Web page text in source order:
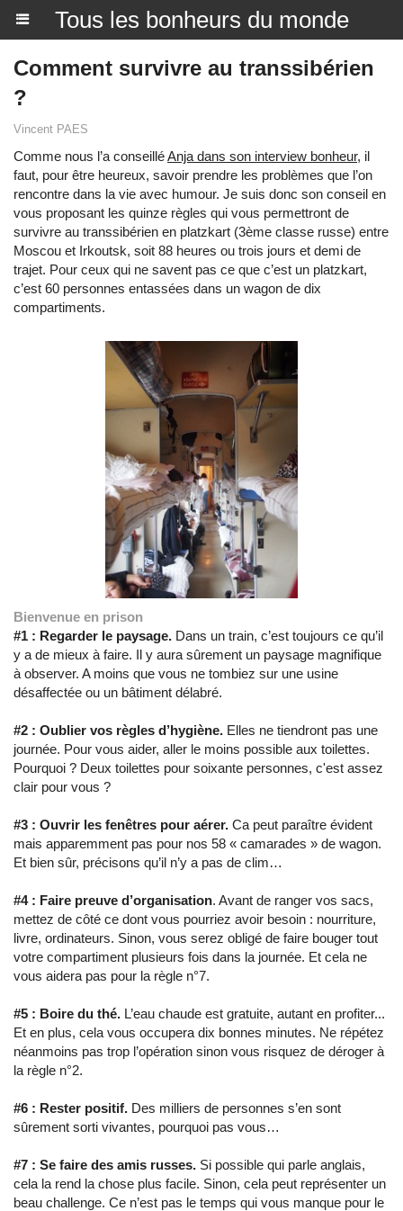
Tous les bonheurs du monde
Comment survivre au transsibérien
?
Vincent PAES
Comme nous l’a conseilléAnja dans son interview bonheur, il
faut, pour être heureux, savoir prendre les problèmes que l’on
rencontre dans la vie avec humour. Je suis donc son conseil en
vous proposant les quinze règles qui vous permettront de
survivre au transsibérien en platzkart (3ème classe russe) entre
Moscou et Irkoutsk, soit 88 heures ou trois jours et demi de
trajet. Pour ceux qui ne savent pas ce que c’est un platzkart,
c’est 60 personnes entassées dans un wagon de dix
compartiments.
Bienvenue en prison
#1 : Regarder le paysage. Dans un train, c’est toujours ce qu’il
y a de mieux à faire. Il y aura sûrement un paysage magnifique
à observer. A moins que vous ne tombiez sur une usine
désaffectée ou un bâtiment délabré.
#2 : Oublier vos règles d’hygiène. Elles ne tiendront pas une
journée. Pour vous aider, aller le moins possible aux toilettes.
Pourquoi ? Deux toilettes pour soixante personnes, c'est assez
clair pour vous ?
#3 : Ouvrir les fenêtres pour aérer. Ca peut paraître évident
mais apparemment pas pour nos 58 « camarades » de wagon.
Et bien sûr, précisons qu’il n’y a pas de clim…
#4 : Faire preuve d’organisation. Avant de ranger vos sacs,
mettez de côté ce dont vous pourriez avoir besoin : nourriture,
livre, ordinateurs. Sinon, vous serez obligé de faire bouger tout
votre compartiment plusieurs fois dans la journée. Et cela ne
vous aidera pas pour la règle n°7.
#5 : Boire du thé. L’eau chaude est gratuite, autant en profiter...
Et en plus, cela vous occupera dix bonnes minutes. Ne répétez
néanmoins pas trop l’opération sinon vous risquez de déroger à
la règle n°2.
#6 : Rester positif. Des milliers de personnes s’en sont
sûrement sorti vivantes, pourquoi pas vous…
#7 : Se faire des amis russes. Si possible qui parle anglais,
cela la rend la chose plus facile. Sinon, cela peut représenter un
beau challenge. Ce n’est pas le temps qui vous manque pour le